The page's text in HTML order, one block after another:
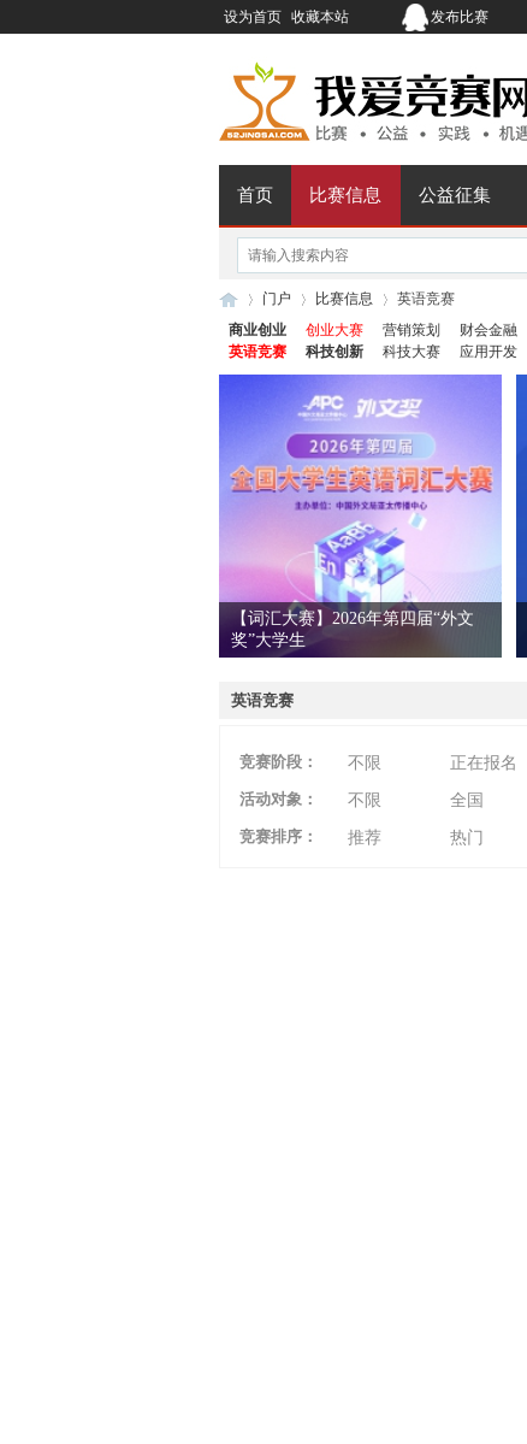
设为首页 收藏本站 发布比赛
首页 比赛信息 公益征集
爱
门户 比赛信息
›
英语竞赛
商业创业
创业大赛 营销策划 财会金融
英语竞赛
科技创新 科技大赛 应用开发
【词汇大赛】2026年第四届“外文
奖”大学生
英语竞赛
竞赛阶段： 不限 正在报名
活动对象：
不限 全国
竞赛排序：
推荐 热门